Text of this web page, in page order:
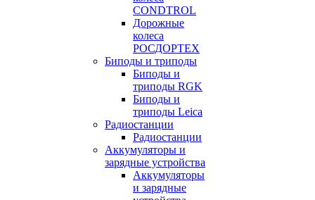
CONDTROL
Дорожные
колеса
РОСДОРТЕХ
Биподы и триподы
Биподы и
триподы RGK
Биподы и
триподы Leica
Радиостанции
Радиостанции
Аккумуляторы и
зарядные устройства
Аккумуляторы
и зарядные